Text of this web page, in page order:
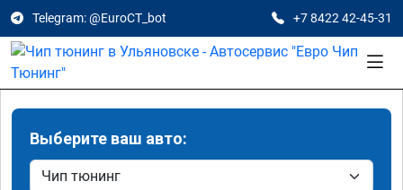
Telegram: @EuroCT_bot +7 8422 42-45-31
Выберите ваш авто: